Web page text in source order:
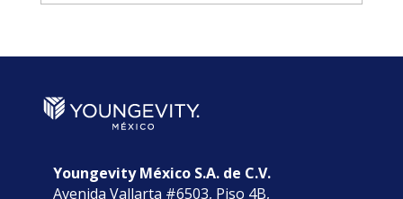
por
Youngevity México S.A. de C.V.
Avenida Vallarta #6503, Piso 4B,